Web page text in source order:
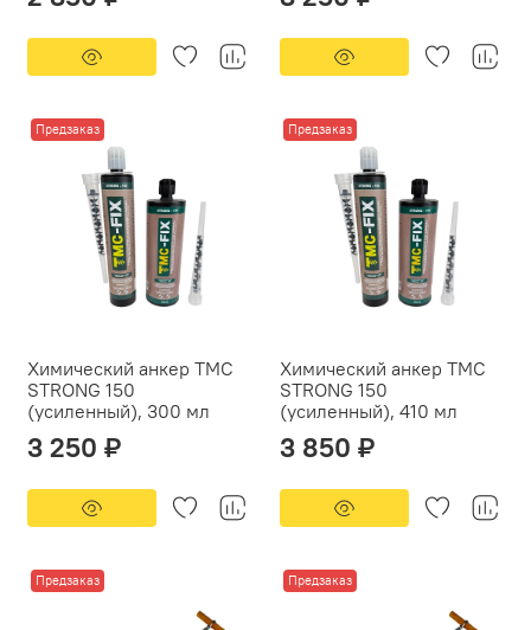
Предзаказ
Химический анкер ТМС
STRONG 150
(усиленный), 300 мл
3 250 ₽
Предзаказ
Химический анкер ТМС
STRONG 150
(усиленный), 410 мл
3 850 ₽
Предзаказ Предзаказ